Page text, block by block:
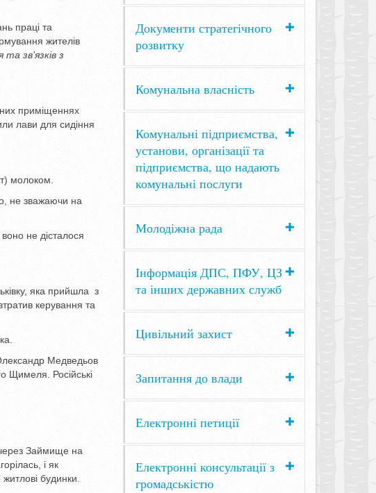
праці та
жителів
зв’язків з
приміщеннях
лави для сидіння
молоком.
не зважаючи на
не дісталося
яка прийшла з
керування та
Медведьов
Щимеля. Російські
Займище на
і як
будинки.
Документи стратегічного
розвитку
Комунальна власність
Комунальні підприємства,
установи, організації та
підприємства, що надають
комунальні послуги
Молодіжна рада
Інформація ДПС, ПФУ, ЦЗ
та інших державних служб
Цивільний захист
Запитання до влади
Електронні петиції
Електронні консультації з
громадськістю